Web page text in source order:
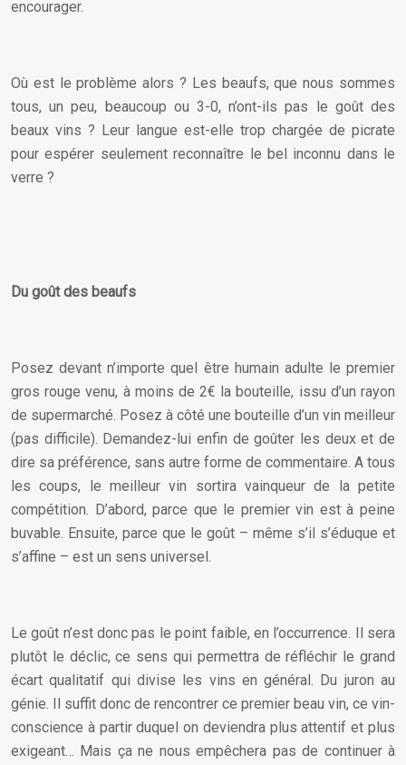
encourager.
Où est le problème alors ? Les beaufs, que nous sommes
tous, un peu, beaucoup ou 3-0, n’ont-ils pas le goût des
beaux vins ? Leur langue est-elle trop chargée de picrate
pour espérer seulement reconnaître le bel inconnu dans le
verre ?
Du goût des beaufs
Posez devant n’importe quel être humain adulte le premier
gros rouge venu, à moins de 2€ la bouteille, issu d’un rayon
de supermarché. Posez à côté une bouteille d’un vin meilleur
(pas difficile). Demandez-lui enfin de goûter les deux et de
dire sa préférence, sans autre forme de commentaire. A tous
les coups, le meilleur vin sortira vainqueur de la petite
compétition. D’abord, parce que le premier vin est à peine
buvable. Ensuite, parce que le goût – même s’il s’éduque et
s’affine – est un sens universel.
Le goût n’est donc pas le point faible, en l’occurrence. Il sera
plutôt le déclic, ce sens qui permettra de réfléchir le grand
écart qualitatif qui divise les vins en général. Du juron au
génie. Il suffit donc de rencontrer ce premier beau vin, ce vin-
conscience à partir duquel on deviendra plus attentif et plus
exigeant… Mais ça ne nous empêchera pas de continuer à